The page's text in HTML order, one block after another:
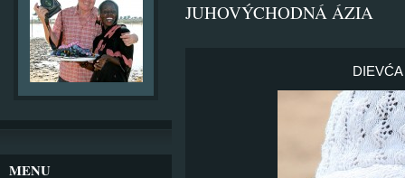
JUHOVÝCHODNÁ ÁZIA
MENU